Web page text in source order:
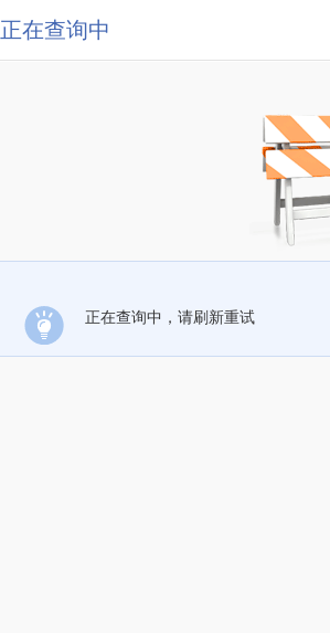
正在查询中
正在查询中，请刷新重试